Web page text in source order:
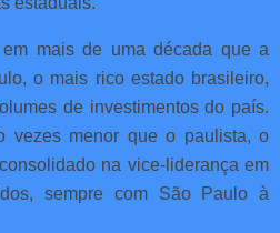
mais de uma década que a
o mais rico estado brasileiro,
de investimentos do país.
vezes menor que o paulista, o
na vice-liderança em
sempre com São Paulo à